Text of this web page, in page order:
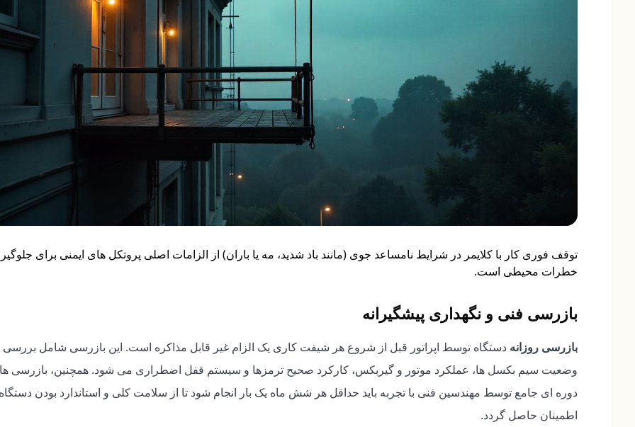
توقف فوری کار با کلایمر در شرایط نامساعد جوی (مانند باد شدید، مه یا باران) از الزامات اصلی پروتکل های ایمنی برای
خطرات محیطی است.
بازرسی فنی و نگهداری پیشگیرانه
بازرسی روزانه دستگاه توسط اپراتور قبل از شروع هر شیفت کاری یک الزام غیر قابل مذاکره است. این بازرسی شامل بررسی
وضعیت سیم بکسل ها، عملکرد موتور و گیربکس، کارکرد صحیح ترمزها و سیستم قفل اضطراری می شود. همچنین، بازرسی
دوره ای جامع توسط مهندسین فنی با تجربه باید حداقل هر شش ماه یک بار انجام شود تا از سلامت کلی و استاندارد بودن دستگاه
اطمینان حاصل گردد.